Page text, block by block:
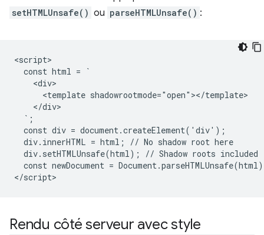
setHTMLUnsafe() ou parseHTMLUnsafe() :
<script>
  const html = `
    <div>
      <template shadowrootmode="open"></template>
    </div>
  `;
  const div = document.createElement('div');
  div.innerHTML = html; // No shadow root here
  div.setHTMLUnsafe(html); // Shadow roots included
const newDocument =
Rendu côté serveur avec style